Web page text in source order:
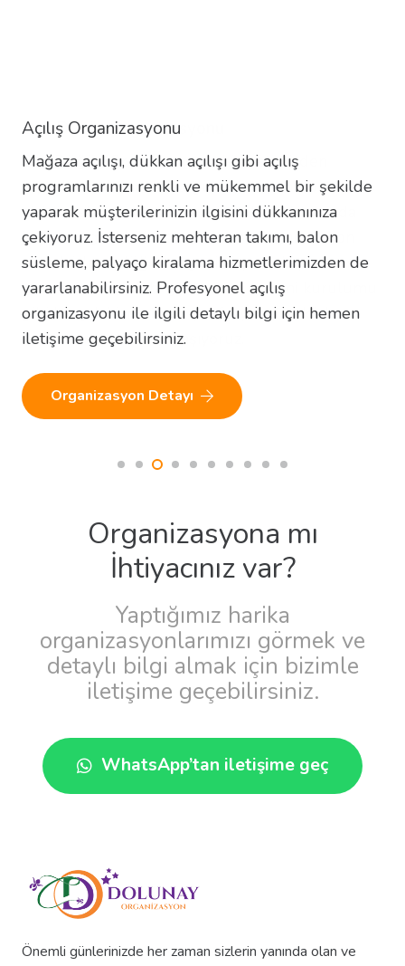
Açılış Organizasyonu
Mağaza açılışı, dükkan açılışı gibi açılış
programlarınızı renkli ve mükemmel bir şekilde
yaparak müşterilerinizin ilgisini dükkanınıza
çekiyoruz. İsterseniz mehteran takımı, balon
süsleme, palyaço kiralama hizmetlerimizden de
yararlanabilirsiniz. Profesyonel açılış
organizasyonu ile ilgili detaylı bilgi için hemen
iletişime geçebilirsiniz.
Organizasyon Detayı
Organizasyona mı
İhtiyacınız var?
Yaptığımız harika
organizasyonlarımızı görmek ve
detaylı bilgi almak için bizimle
iletişime geçebilirsiniz.
WhatsApp’tan iletişime geç
Önemli günlerinizde her zaman sizlerin yanında olan ve